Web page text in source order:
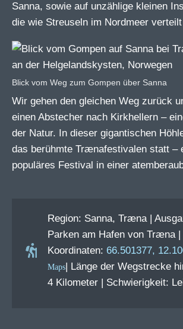
Sanna, sowie auf unzählige kleinen
die wie Streuseln im Nordmeer
Blick vom Weg zum Gompen über Sanna
Wir gehen den gleichen Weg zurück
einen Abstecher nach Kirkhellern –
der Natur. In dieser gigantischen
das berühmte Trænafestivalen statt –
populäres Festival in einer
Region: Sanna, Træna |
Parken am Hafen von Træna |
Koordinaten: 66.501377,
| Länge der Wegstrecke
4 Kilometer | Schwierigkeit: